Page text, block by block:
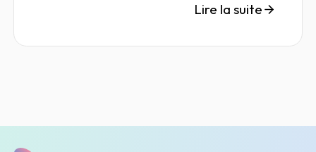
Lire la suite